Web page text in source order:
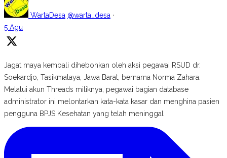
WartaDesa @warta_desa ·
5 Agu
Jagat maya kembali dihebohkan oleh aksi pegawai RSUD dr.
Soekardjo, Tasikmalaya, Jawa Barat, bernama Norma Zahara.
Melalui akun Threads miliknya, pegawai bagian database
administrator ini melontarkan kata-kata kasar dan menghina pasien
pengguna BPJS Kesehatan yang telah meninggal